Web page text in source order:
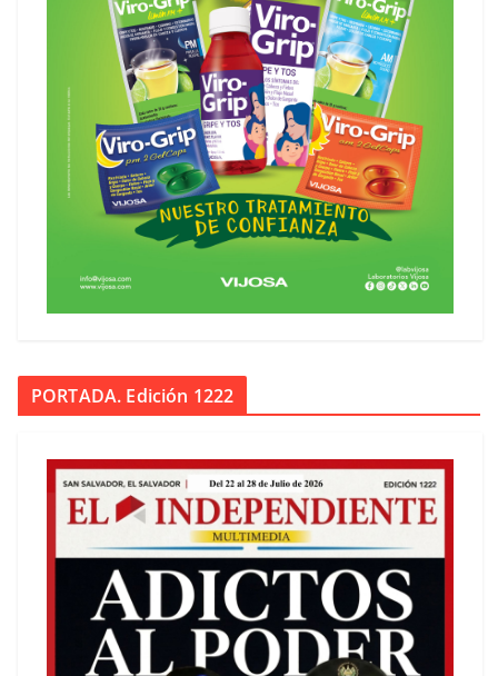
PORTADA. Edición 1222